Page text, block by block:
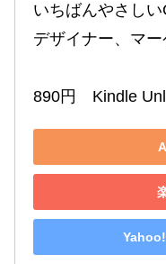
いちばんやさし
デザイナー、マー
890円　Kindle